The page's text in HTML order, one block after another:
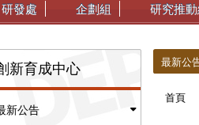
研發處 企劃組 研究推
新育成中心
新公告
最新公
首頁